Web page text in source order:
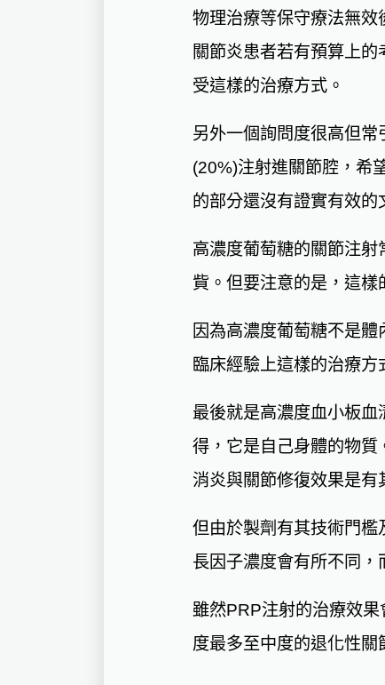
物理治療等保守療法無
關節炎患者若有預算上
受這樣的治療方式。
另外一個詢問度很高但
(20%)注射進關節腔，希
的部分還沒有證實有效的
高濃度葡萄糖的關節注
貲。但要注意的是，這樣
因為高濃度葡萄糖不是
臨床經驗上這樣的治療
最後就是高濃度血小板
得，它是自己身體的物
消炎與關節修復效果是有
但由於製劑有其技術門
長因子濃度會有所不同，
雖然PRP注射的治療效
度最多至中度的退化性關